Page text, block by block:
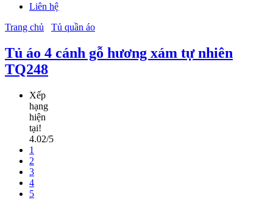
Liên hệ
Trang chủ
Tủ quần áo
Tủ áo 4 cánh gỗ hương xám tự nhiên
TQ248
Xếp
hạng
hiện
tại!
4.02/5
1
2
3
4
5